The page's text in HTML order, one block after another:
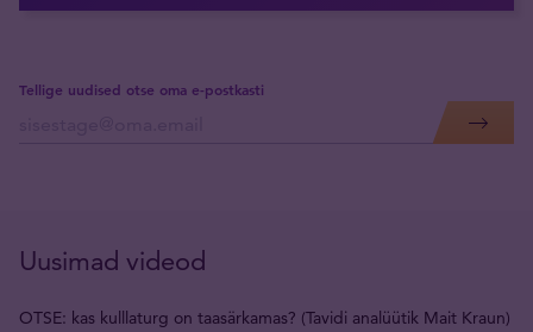
Tellige uudised otse oma e-postkasti
Uusimad videod
OTSE: kas kulllaturg on taasärkamas? (Tavidi analüütik Mait Kraun)